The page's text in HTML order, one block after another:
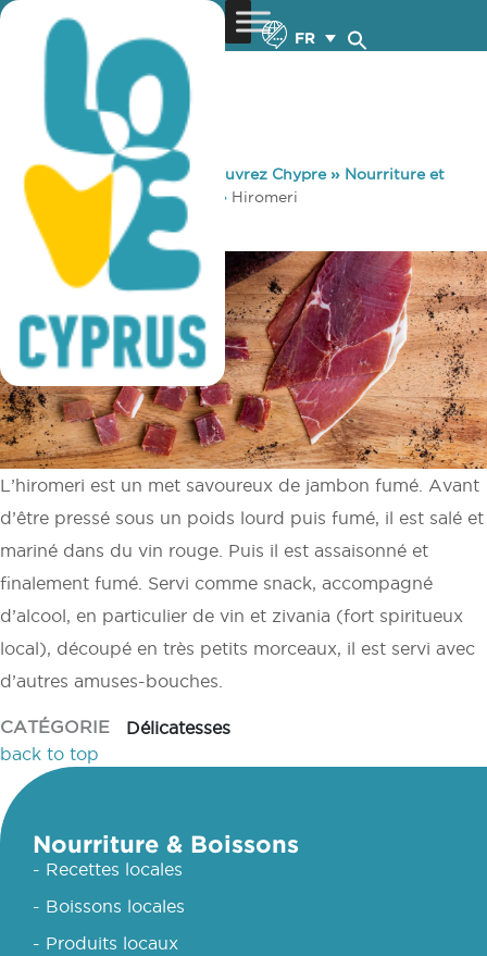
FR
You are here: Home »Découvrez Chypre» Nourriture et
Boisson » Produits locaux » Hiromeri
Hiromeri
L’hiromeri est un met savoureux de jambon fumé. Avant
d’être pressé sous un poids lourd puis fumé, il est salé et
mariné dans du vin rouge. Puis il est assaisonné et
finalement fumé. Servi comme snack, accompagné
d’alcool, en particulier de vin et zivania (fort spiritueux
local), découpé en très petits morceaux, il est servi avec
d’autres amuses-bouches.
CATÉGORIE
Délicatesses
back to top
Nourriture & Boissons
- Recettes locales
- Boissons locales
- Produits locaux